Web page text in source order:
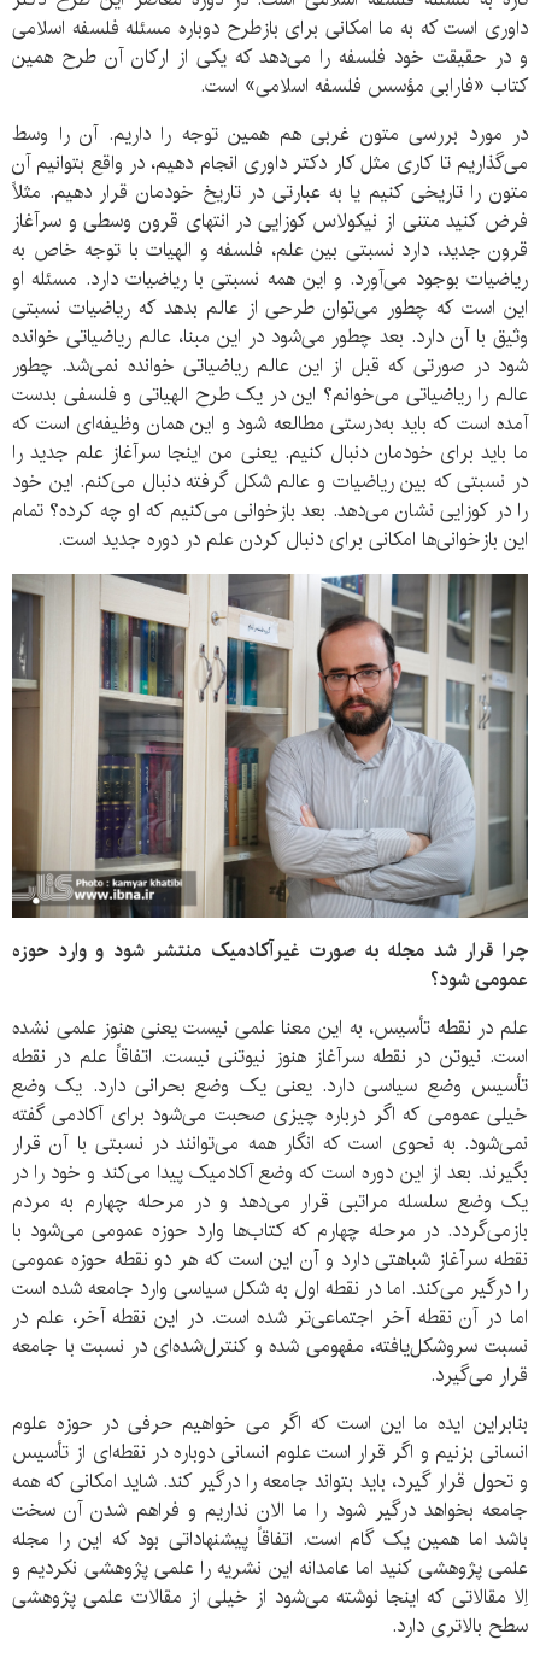
داوری است که به ما امکانی برای بازطرح دوباره مسئله فلسفه اسلامی
و در حقیقت خود فلسفه را می‌دهد که یکی از ارکان آن طرح همین
کتاب «فارابی مؤسس فلسفه اسلامی» است.
در مورد بررسی متون غربی هم همین توجه را داریم. آن را وسط
می‌گذاریم تا کاری مثل کار دکتر داوری انجام دهیم، در واقع بتوانیم آن
متون را تاریخی کنیم یا به عبارتی در تاریخ خودمان قرار دهیم. مثلاً
فرض کنید متنی از نیکولاس کوزایی در انتهای قرون وسطی و سرآغاز
قرون جدید، دارد نسبتی بین علم، فلسفه و الهیات با توجه خاص به
ریاضیات بوجود می‌آورد. و این همه نسبتی با ریاضیات دارد. مسئله او
این است که چطور می‌توان طرحی از عالم بدهد که ریاضیات نسبتی
وثیق با آن دارد. بعد چطور می‌شود در این مبنا، عالم ریاضیاتی خوانده
شود در صورتی که قبل از این عالم ریاضیاتی خوانده نمی‌شد. چطور
عالم را ریاضیاتی می‌خوانم؟ این در یک طرح الهیاتی و فلسفی بدست
آمده است که باید به‌درستی مطالعه شود و این همان وظیفه‌ای است که
ما باید برای خودمان دنبال کنیم. یعنی من اینجا سرآغاز علم جدید را
در نسبتی که بین ریاضیات و عالم شکل گرفته دنبال می‌کنم. این خود
را در کوزایی نشان می‌دهد. بعد بازخوانی می‌کنیم که او چه کرده؟ تمام
این بازخوانی‌ها امکانی برای دنبال کردن علم در دوره جدید است.
چرا قرار شد مجله به صورت غیرآکادمیک منتشر شود و وارد حوزه
عمومی شود؟
علم در نقطه تأسیس، به این معنا علمی نیست یعنی هنوز علمی نشده
است. نیوتن در نقطه سرآغاز هنوز نیوتنی نیست. اتفاقاً علم در نقطه
تأسیس وضع سیاسی دارد. یعنی یک وضع بحرانی دارد. یک وضع
خیلی عمومی که اگر درباره چیزی صحبت می‌شود برای آکادمی گفته
نمی‌شود. به نحوی است که انگار همه می‌توانند در نسبتی با آن قرار
بگیرند. بعد از این دوره است که وضع آکادمیک پیدا می‌کند و خود را در
یک وضع سلسله مراتبی قرار می‌دهد و در مرحله چهارم به مردم
بازمی‌گردد. در مرحله چهارم که کتاب‌ها وارد حوزه عمومی می‌شود با
نقطه سرآغاز شباهتی دارد و آن این است که هر دو نقطه حوزه عمومی
را درگیر می‌کند. اما در نقطه اول به شکل سیاسی وارد جامعه شده است
اما در آن نقطه آخر اجتماعی‌تر شده است. در این نقطه آخر، علم در
نسبت سروشکل‌یافته، مفهومی شده و کنترل‌شده‌ای در نسبت با جامعه
قرار می‌گیرد.
بنابراین ایده ما این است که اگر می خواهیم حرفی در حوزه علوم
انسانی بزنیم و اگر قرار است علوم انسانی دوباره در نقطه‌ای از تأسیس
و تحول قرار گیرد، باید بتواند جامعه را درگیر کند. شاید امکانی که همه
جامعه بخواهد درگیر شود را ما الان نداریم و فراهم شدن آن سخت
باشد اما همین یک گام است. اتفاقاً پیشنهاداتی بود که این را مجله
علمی پژوهشی کنید اما عامدانه این نشریه را علمی پژوهشی نکردیم و
اِلا مقالاتی که اینجا نوشته می‌شود از خیلی از مقالات علمی پژوهشی
سطح بالاتری دارد.